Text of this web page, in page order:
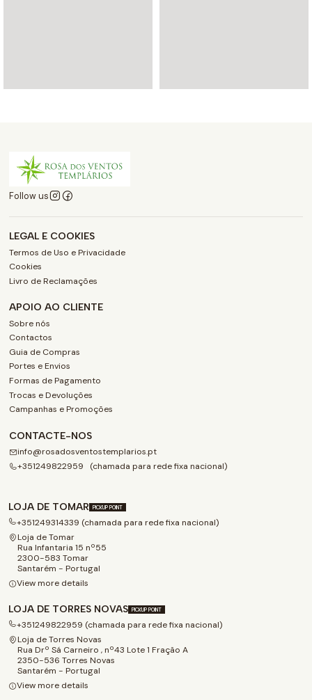
Follow us
LEGAL E COOKIES
Termos de Uso e Privacidade
Cookies
Livro de Reclamações
APOIO AO CLIENTE
Sobre nós
Contactos
Guia de Compras
Portes e Envios
Formas de Pagamento
Trocas e Devoluções
Campanhas e Promoções
CONTACTE-NOS
info@rosadosventostemplarios.pt
+351249822959 (chamada para rede fixa nacional)
LOJA DE TOMAR PICKUP POINT
+351249314339 (chamada para rede fixa nacional)
Loja de Tomar
Rua Infantaria 15 nº55
2300-583 Tomar
Santarém - Portugal
View more details
LOJA DE TORRES NOVAS PICKUP POINT
+351249822959 (chamada para rede fixa nacional)
Loja de Torres Novas
Rua Drº Sá Carneiro , nº43 Lote 1 Fração A
2350-536 Torres Novas
Santarém - Portugal
View more details